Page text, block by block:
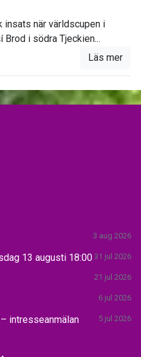
insats när världscupen i
i södra Tjeckien...
Läs mer
3 aug 2026
13 augusti 18:00 31 jul 2026
21 jul 2026
6 jul 2026
intresseanmälan 5 jul 2026